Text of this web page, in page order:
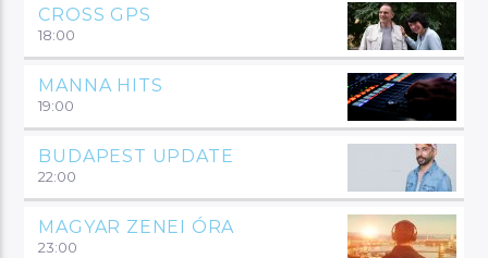
CROSS GPS
18:00
MANNA HITS
19:00
BUDAPEST UPDATE
22:00
MAGYAR ZENEI ÓRA
23:00